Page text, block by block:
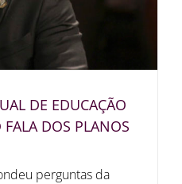
DE EDUCAÇÃO
DOS PLANOS
perguntas da